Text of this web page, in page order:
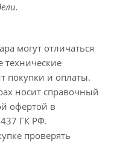
могут отличаться
технические
покупки и оплаты.
носит справочный
офертой в
ГК РФ.
проверять